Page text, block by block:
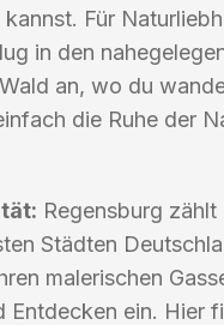
Für
in den
an, wo du
die Ruhe der
Regensburg zählt
Städten
malerischen
Entdecken ein. Hier